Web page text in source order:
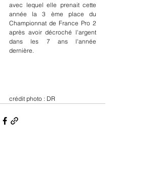
avec lequel elle prenait cette
année la 3 ème place du
Championnat de France Pro 2
après avoir décroché l'argent
dans les 7 ans l'année
dernière.
crédit photo : DR